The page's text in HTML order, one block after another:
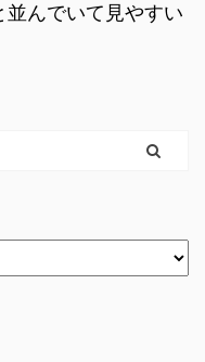
んでいて見やすい